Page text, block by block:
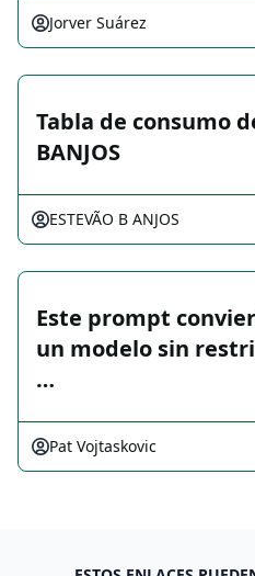
Jorver Suárez
Tabla de consumo
BANJOS
ESTEVÃO B ANJOS
Este prompt
un modelo sin
…
Pat Vojtaskovic